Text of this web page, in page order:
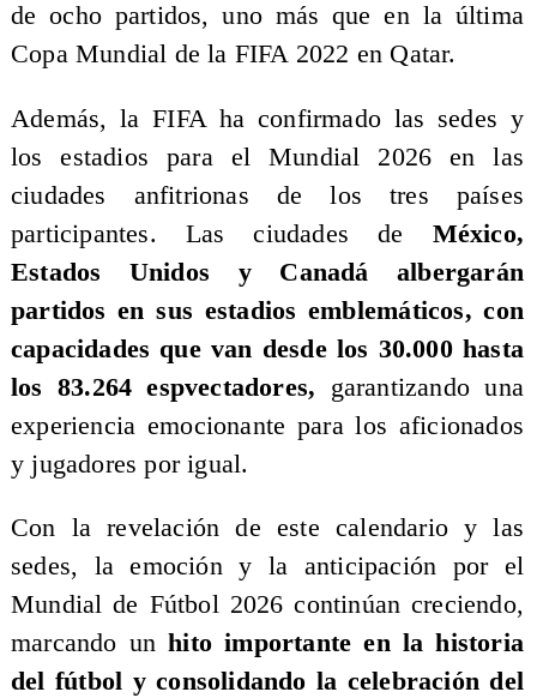
de ocho partidos, uno más que en la última
Copa Mundial de la FIFA 2022 en Qatar.
Además, la FIFA ha confirmado las sedes y
los estadios para el Mundial 2026 en las
ciudades anfitrionas de los tres países
participantes. Las ciudades de México,
Estados Unidos y Canadá albergarán
partidos en sus estadios emblemáticos, con
capacidades que van desde los 30.000 hasta
los 83.264 espvectadores, garantizando una
experiencia emocionante para los aficionados
y jugadores por igual.
Con la revelación de este calendario y las
sedes, la emoción y la anticipación por el
Mundial de Fútbol 2026 continúan creciendo,
marcando unhito importante en la historia
del fútbol y consolidando la celebración del